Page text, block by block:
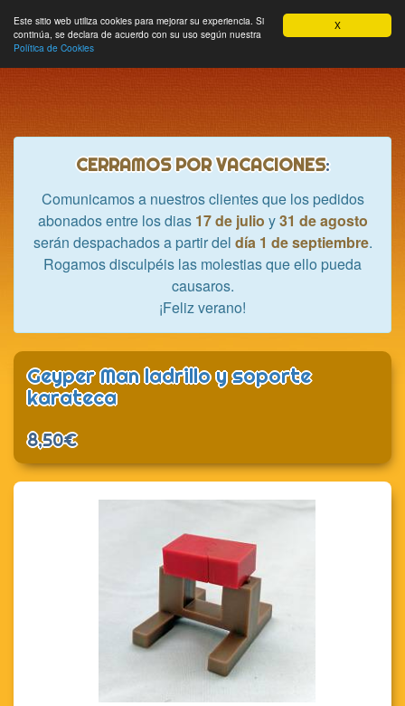
X
Este sitio web utiliza cookies para mejorar su experiencia. Si
continúa, se declara de acuerdo con su uso según nuestra
Política de Cookies
Hobbycrash Mi cuenta
CERRAMOS POR VACACIONES:
Comunicamos a nuestros clientes que los pedidos
abonados entre los dias 17 de julio y31 de agosto
serán despachados a partir del día 1 de septiembre.
Rogamos disculpéis las molestias que ello pueda
causaros.
¡Feliz verano!
Geyper Man ladrillo y soporte
karateca
8,50€